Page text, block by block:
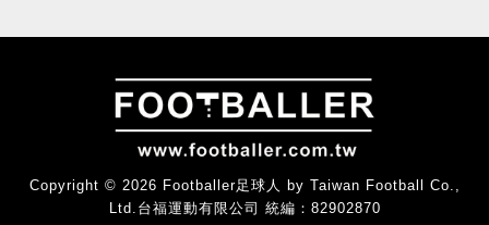
Copyright © 2026 Footballer足球人 by Taiwan Football Co.,
Ltd.台福運動有限公司 統編：82902870